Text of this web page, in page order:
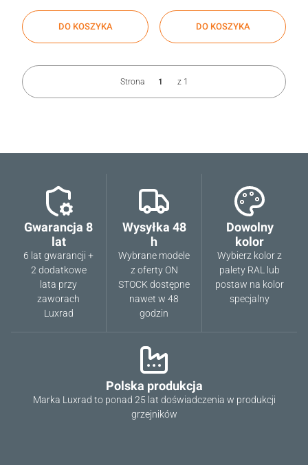
DO KOSZYKA DO KOSZYKA
Strona z 1
Gwarancja 8
lat
6 lat gwarancji +
2 dodatkowe
lata przy
zaworach
Luxrad
Wysyłka 48
h
Wybrane modele
z oferty ON
STOCK dostępne
nawet w 48
godzin
Dowolny
kolor
Wybierz kolor z
palety RAL lub
postaw na kolor
specjalny
Polska produkcja
Marka Luxrad to ponad 25 lat doświadczenia w produkcji
grzejników